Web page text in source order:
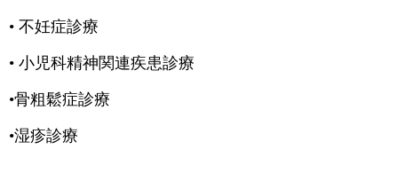
• 不妊症診療
• 小児科精神関連疾患診療
•骨粗鬆症診療
•湿疹診療